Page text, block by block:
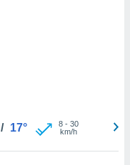
/ 17° 8- 30
km/h